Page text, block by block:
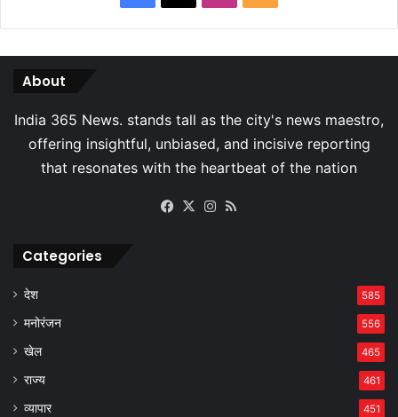
About
Facebook
X Instagram
Categories
देश 585
मनोरंजन 556
खेल 465
राज्य 461
व्यापार 451